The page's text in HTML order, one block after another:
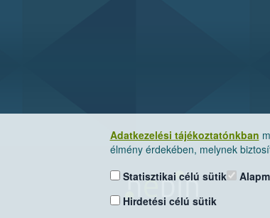
Adatkezelési tájékoztatónkban
élmény érdekében, melynek
Statisztikai célú sütik
Hirdetési célú sütik